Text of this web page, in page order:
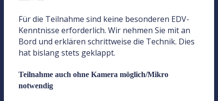
Für die Teilnahme sind keine besonderen EDV-
Kenntnisse erforderlich. Wir nehmen Sie mit an
Bord und erklären schrittweise die Technik. Dies
hat bislang stets geklappt.
Teilnahme auch ohne Kamera möglich/Mikro
notwendig